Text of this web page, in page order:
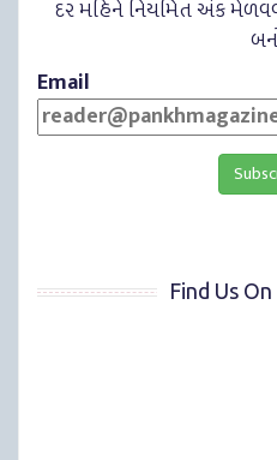
દર મહિને નિયમિત અંક
Email
Find Us